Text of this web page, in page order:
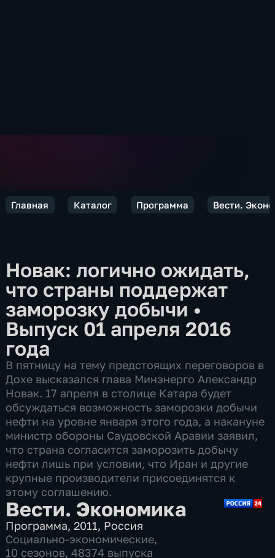
Главная Каталог Программа Вести.
Новак: логично ожидать,
что страны поддержат
заморозку добычи •
Выпуск 01 апреля 2016
года
В пятницу на тему предстоящих переговоров в
Дохе высказался глава Минэнерго Александр
Новак. 17 апреля в столице Катара будет
обсуждаться возможность заморозки добычи
нефти на уровне января этого года, а накануне
министр обороны Саудовской Аравии заявил,
что страна согласится заморозить добычу
нефти лишь при условии, что Иран и другие
крупные производители присоединятся к
этому соглашению.
Вести. Экономика
Программа,2011, Россия
Социально-экономические,
10 сезонов, 48374 выпуска